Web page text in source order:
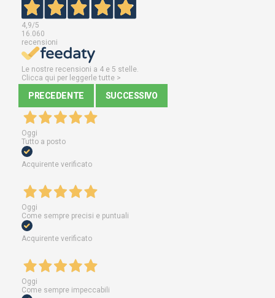
4,9/5
16.060
recensioni
Le nostre recensioni a 4 e 5 stelle.
Clicca qui per leggerle tutte >
PRECEDENTE SUCCESSIVO
Oggi
Tutto a posto
Acquirente verificato
Oggi
Come sempre precisi e puntuali
Acquirente verificato
Oggi
Come sempre impeccabili